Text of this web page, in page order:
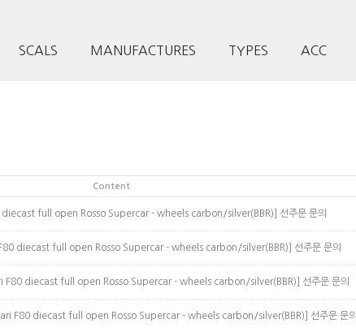
SCALS MANUFACTURES TYPES ACC
Content
diecast full open Rosso Supercar - wheels carbon/silver(BBR)] 선주문 문의
F80 diecast full open Rosso Supercar - wheels carbon/silver(BBR)] 선주문 문의
F80 diecast full open Rosso Supercar - wheels carbon/silver(BBR)] 선주문 문의
F80 diecast full open Rosso Supercar - wheels carbon/silver(BBR)] 선주문 문의